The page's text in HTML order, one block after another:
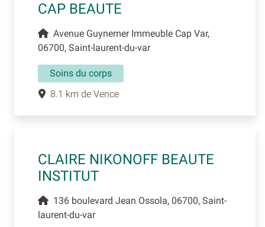
CAP BEAUTE
Avenue Guynemer Immeuble Cap Var,
06700, Saint-laurent-du-var
Soins du corps
8.1 km de Vence
CLAIRE NIKONOFF BEAUTE
INSTITUT
136 boulevard Jean Ossola, 06700, Saint-
laurent-du-var